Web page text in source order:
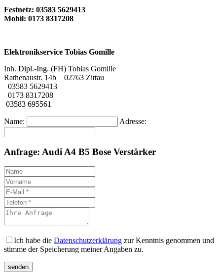
Festnetz: 03583 5629413
Mobil: 0173 8317208
Elektronikservice Tobias Gomille
Inh. Dipl.-Ing. (FH) Tobias Gomille
Rathenaustr. 14b 02763 Zittau
03583 5629413
0173 8317208
03583 695561
Name: Adresse:
Anfrage: Audi A4 B5 Bose Verstärker
Ich habe die Datenschutzerklärung zur Kenntnis genommen und
stimme der Speicherung meiner Angaben zu.